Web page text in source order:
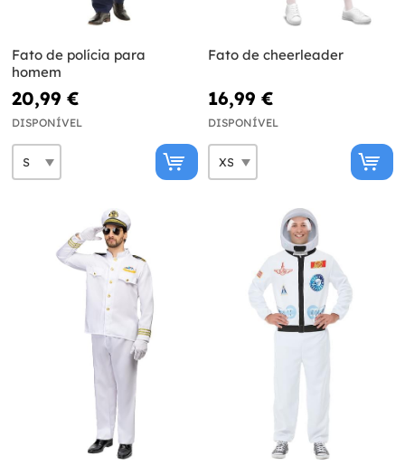
Fato de polícia para
homem
20,99 €
DISPONÍVEL
Fato de cheerleader
16,99 €
DISPONÍVEL